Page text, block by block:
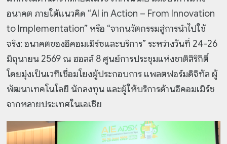
อนาคต ภายใต้แนวคิด “AI in Action – From Innovation
to Implementation” หรือ “จากนวัตกรรมสู่การนำไปใช้
จริง: อนาคตของอีคอมเมิร์ซและบริการ” ระหว่างวันที่ 24-26
มิถุนายน 2569 ณ ฮอลล์ 8 ศูนย์การประชุมแห่งชาติสิริกิติ์
โดยมุ่งเป็นเวทีเชื่อมโยงผู้ประกอบการ แพลตฟอร์มดิจิทัล ผู้
พัฒนาเทคโนโลยี นักลงทุน และผู้ให้บริการด้านอีคอมเมิร์ซ
จากหลายประเทศในเอเชีย